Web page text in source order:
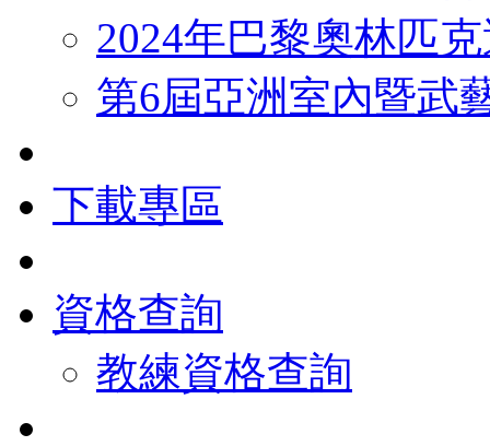
2024年巴黎奧林匹
第6屆亞洲室內暨武
下載專區
資格查詢
教練資格查詢